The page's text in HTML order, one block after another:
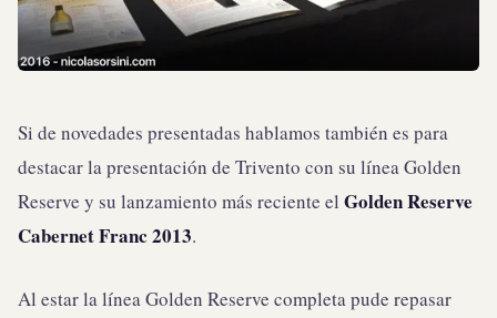
Si de novedades presentadas hablamos también es para
destacar la presentación de Trivento con su línea Golden
Reserve y su lanzamiento más reciente el Golden Reserve
Cabernet Franc 2013.
Al estar la línea Golden Reserve completa pude repasar